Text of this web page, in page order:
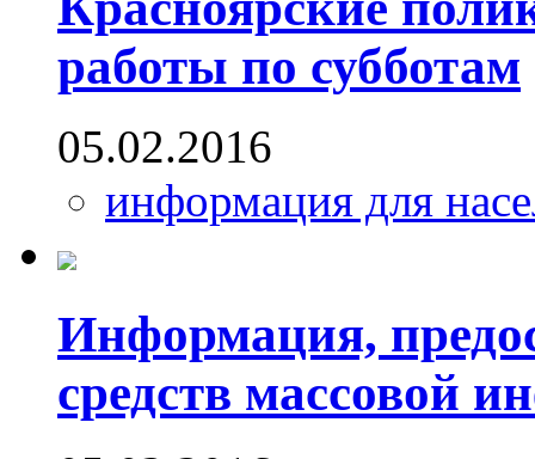
работы по субботам
05.02.2016
информация для
Информация,
средств массовой